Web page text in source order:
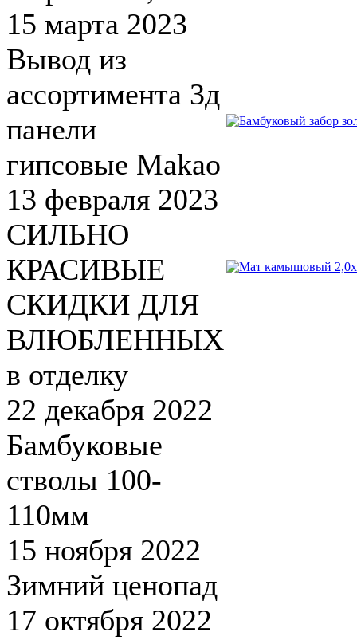
15 марта 2023
Вывод из
ассортимента 3д
панели
гипсовые Makao
13 февраля 2023
СИЛЬНО
КРАСИВЫЕ
СКИДКИ ДЛЯ
ВЛЮБЛЕННЫХ
в отделку
22 декабря 2022
Бамбуковые
стволы 100-
110мм
15 ноября 2022
Зимний ценопад
17 октября 2022